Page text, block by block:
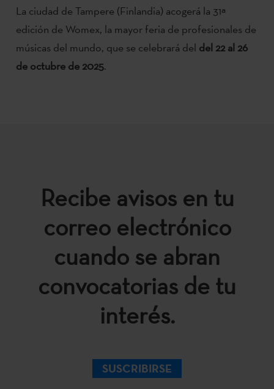
La ciudad de Tampere (Finlandia) acogerá la 31ª
edición de Womex, la mayor feria de profesionales de
músicas del mundo, que se celebrará del del 22 al 26
de octubre de 2025.
Recibe avisos en tu
correo electrónico
cuando se abran
convocatorias de tu
interés.
SUSCRIBIRSE